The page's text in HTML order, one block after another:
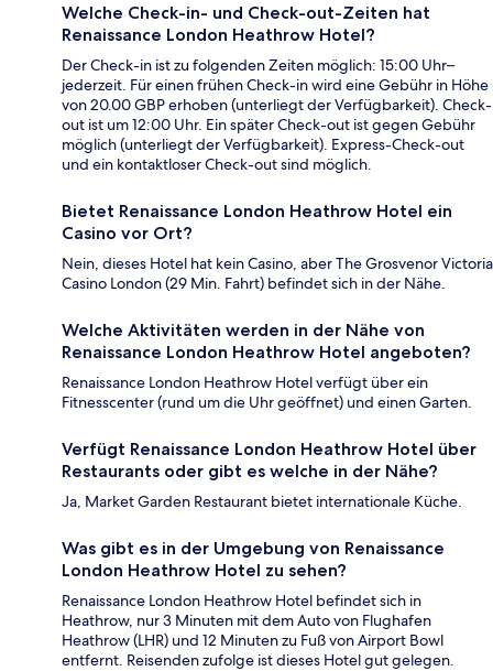
Welche Check-in- und Check-out-Zeiten hat
Renaissance London Heathrow Hotel?
Der Check-in ist zu folgenden Zeiten möglich: 15:00 Uhr–
jederzeit. Für einen frühen Check-in wird eine Gebühr in Höhe
von 20.00 GBP erhoben (unterliegt der Verfügbarkeit). Check-
out ist um 12:00 Uhr. Ein später Check-out ist gegen Gebühr
möglich (unterliegt der Verfügbarkeit). Express-Check-out
und ein kontaktloser Check-out sind möglich.
Bietet Renaissance London Heathrow Hotel ein
Casino vor Ort?
Nein, dieses Hotel hat kein Casino, aber The Grosvenor Victoria
Casino London (29 Min. Fahrt) befindet sich in der Nähe.
Welche Aktivitäten werden in der Nähe von
Renaissance London Heathrow Hotel angeboten?
Renaissance London Heathrow Hotel verfügt über ein
Fitnesscenter (rund um die Uhr geöffnet) und einen Garten.
Verfügt Renaissance London Heathrow Hotel über
Restaurants oder gibt es welche in der Nähe?
Ja, Market Garden Restaurant bietet internationale Küche.
Was gibt es in der Umgebung von Renaissance
London Heathrow Hotel zu sehen?
Renaissance London Heathrow Hotel befindet sich in
Heathrow, nur 3 Minuten mit dem Auto von Flughafen
Heathrow (LHR) und 12 Minuten zu Fuß von Airport Bowl
entfernt. Reisenden zufolge ist dieses Hotel gut gelegen.